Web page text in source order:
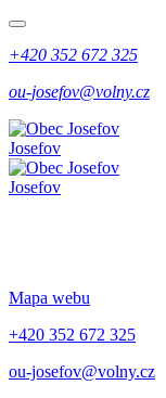
+420 352 672 325
ou-josefov@volny.cz
Josefov
Josefov
Mapa webu
+420 352 672 325
ou-josefov@volny.cz